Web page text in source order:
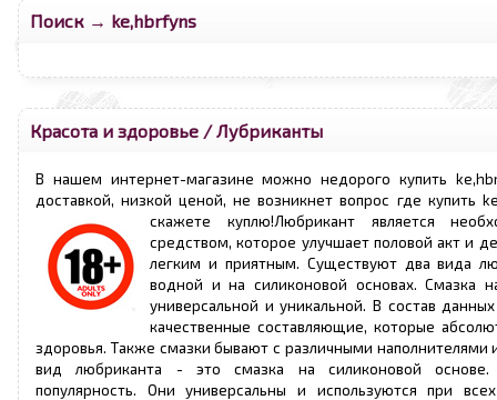
Поиск → ke,hbrfyns
Красота и здоровье / Лубриканты
В нашем интернет-магазине можно недорого купить
доставкой, низкой ценой, не возникнет вопрос где купить
скажете куплю!Любрикант является
средством, которое улучшает половой акт и
легким и приятным. Существуют два вида
водной и на силиконовой основах. Смазка
универсальной и уникальной. В состав
качественные составляющие, которые
здоровья. Также смазки бывают с различными наполнителями
вид любриканта - это смазка на силиконовой
популярность. Они универсальны и используются при